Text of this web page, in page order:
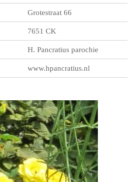
Grotestraat 66
7651 CK
H. Pancratius parochie
www.hpancratius.nl